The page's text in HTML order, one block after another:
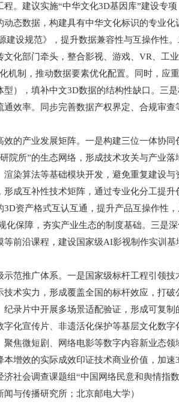
。建议实施“中华文化3D基因库”建设专
态数据，构建具有中华文化标识的专业
建设规范》，提升数据兼容性与互操作性
化部门牵头，整合影视、游戏、VR、工
制，推动数据要素优化配置。同时，应
），填补中文3D数据的结构性缺口。三
通效率。同步完善数据产权界定、合规审
产业发展矩阵。一是构建三位一体协同
院所”的生态网络，形成技术攻关与产业
染算法等基础模块开发，避免重复建设
成互补性技术矩阵，通过专业化分工提
资产格式互认互通，提升产品互操作性
化保障，夯实产业生态的制度基础。三是
前沿课程，建设国家级AI影视制作实训
推广体系。一是国家级标杆工程引领技
术实力，形成覆盖全国的标杆效应，打
录片中开展多场景适配验证，形成可复
化宣传片、非遗活化保护等基层文化数
焦微短剧、网络电影等数字内容新业态
增效的实际成效印证技术商业价值，加速
会调查课题组“中国网络民意和舆情指数
传播研究所；北京邮电大学）